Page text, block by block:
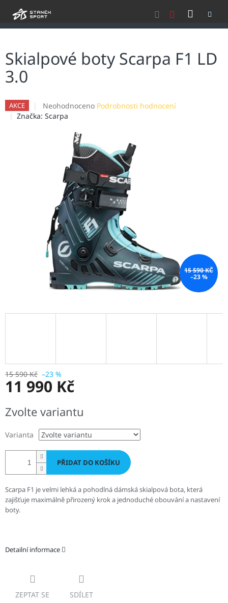
Skialpové boty Scarpa F1 LD
3.0
AKCE
Průměrné
hodnocení
hvězdiček.
Neohodnoceno Podrobnosti hodnocení
Značka: Scarpa
15 590 KČ
–23 %
15 590 Kč –23 %
11 990 Kč
cena:
Zvolte variantu
Varianta
PŘIDAT DO KOŠÍKU
Scarpa F1 je velmi lehká a pohodlná dámská skialpová bota, která
zajišťuje maximálně přirozený krok a jednoduché obouvání a nastavení
boty.
Detailní informace
ZEPTAT SE SDÍLET